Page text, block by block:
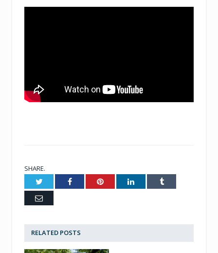
SHARE.
Twitter Facebook Pinterest LinkedIn Tumblr
Email
RELATED POSTS